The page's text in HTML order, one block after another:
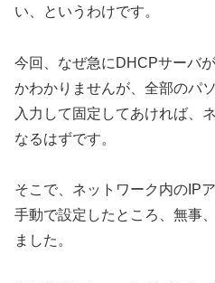
い、というわけです。
今回、なぜ急にDHCPサーバ
かわかりませんが、全部のパ
入力して固定してあければ、
なるはずです。
そこで、ネットワーク内のIP
手動で設定したところ、無事
ました。